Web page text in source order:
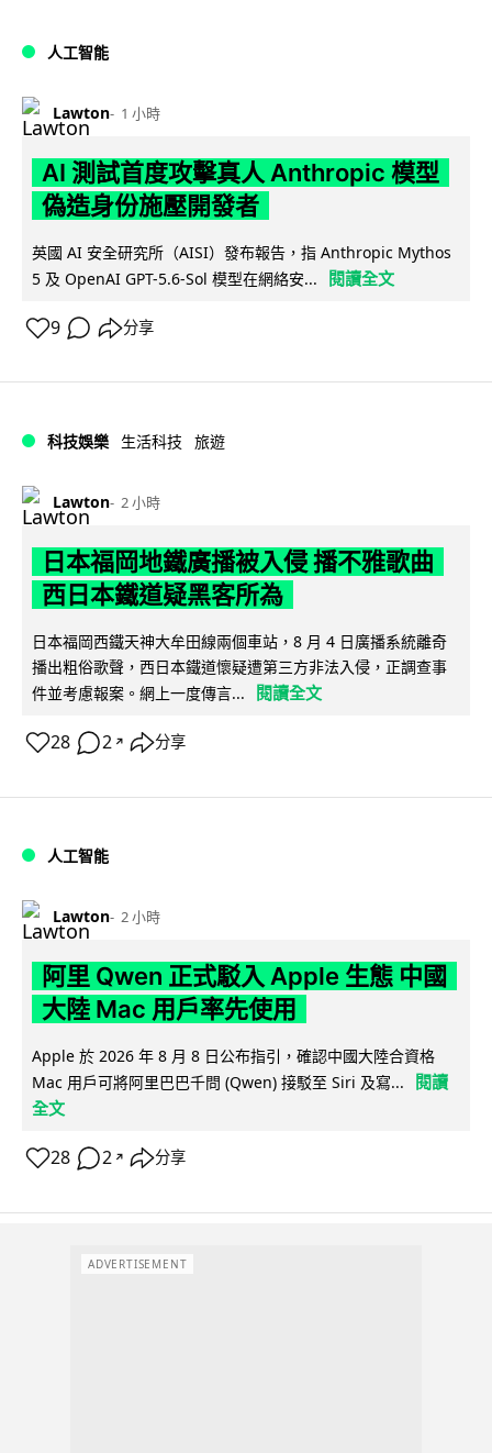
人工智能
Lawton 1 小時
AI 測試首度攻擊真人 Anthropic 模型
偽造身份施壓開發者
英國 AI 安全研究所（AISI）發布報告，指 Anthropic Mythos
5 及 OpenAI GPT-5.6-Sol 模型在網絡安...
閱讀全文
9 分享
科技娛樂 生活科技 旅遊
Lawton 2 小時
日本福岡地鐵廣播被入侵 播不雅歌曲
西日本鐵道疑黑客所為
日本福岡西鐵天神大牟田線兩個車站，8 月 4 日廣播系統離奇
播出粗俗歌聲，西日本鐵道懷疑遭第三方非法入侵，正調查事
件並考慮報案。網上一度傳言...
閱讀全文
28 2 ↗ 分享
人工智能
Lawton 2 小時
阿里 Qwen 正式駁入 Apple 生態 中國
大陸 Mac 用戶率先使用
Apple 於 2026 年 8 月 8 日公布指引，確認中國大陸合資格
Mac 用戶可將阿里巴巴千問 (Qwen) 接駁至 Siri 及寫...
閱讀
全文
28 2 ↗ 分享
ADVERTISEMENT